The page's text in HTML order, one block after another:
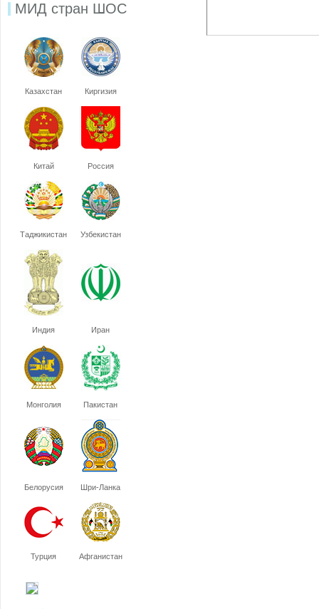
МИД стран ШОС
Казахстан Киргизия
Китай Россия
Таджикистан Узбекистан
Индия Иран
Монголия Пакистан
Белорусия Шри-Ланка
Турция Афганистан